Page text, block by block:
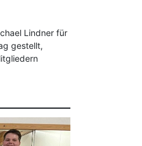
Lindner für
gestellt,